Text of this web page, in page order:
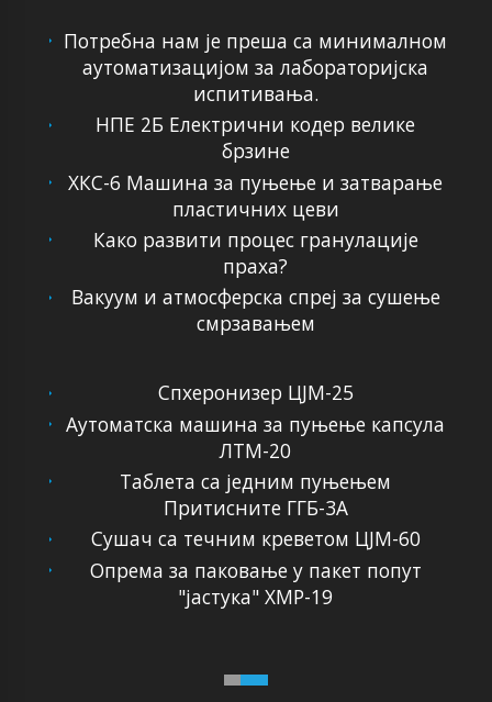
Потребна нам је преша са минималном
аутоматизацијом за лабораторијска
испитивања.
НПЕ 2Б Електрични кодер велике
брзине
ХКС-6 Машина за пуњење и затварање
пластичних цеви
Како развити процес гранулације
праха?
Вакуум и атмосферска спреј за сушење
смрзавањем
Спхеронизер ЦЈМ-25
Аутоматска машина за пуњење капсула
ЛТМ-20
Таблета са једним пуњењем
Притисните ГГБ-3А
Сушач са течним креветом ЦЈМ-60
Опрема за паковање у пакет попут
"јастука" ХМР-19